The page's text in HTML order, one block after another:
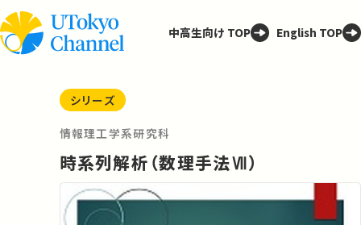
中高生向け TOP English TOP
シリーズ
情報理工学系研究科
時系列解析（数理手法Ⅶ）